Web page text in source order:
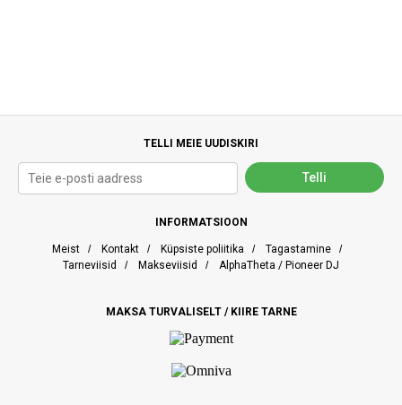
TELLI MEIE UUDISKIRI
INFORMATSIOON
Meist / Kontakt / Küpsiste poliitika / Tagastamine /
Tarneviisid
/ Makseviisid / AlphaTheta / Pioneer DJ
MAKSA TURVALISELT / KIIRE TARNE